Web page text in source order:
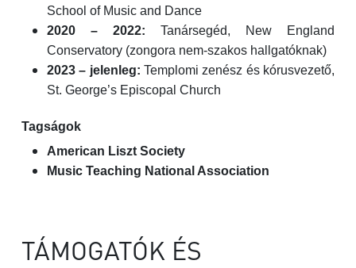
School of Music and Dance
2020 – 2022: Tanársegéd, New England
Conservatory (zongora nem-szakos hallgatóknak)
2023 – jelenleg: Templomi zenész és kórusvezető,
St. George’s Episcopal Church
Tagságok
American Liszt Society
Music Teaching National Association
TÁMOGATÓK ÉS